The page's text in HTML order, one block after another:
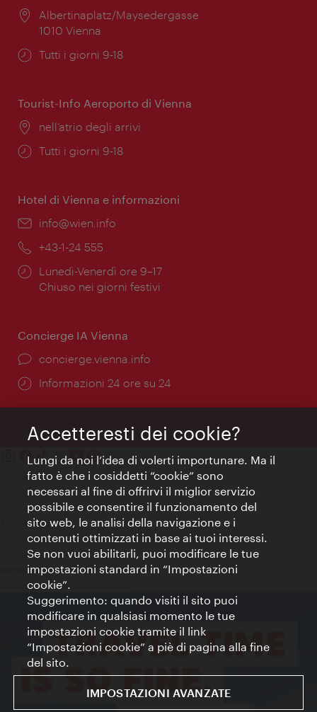
Posizione:
Albertinaplatz/Maysedergasse
1010 Vienna
Orari
Tutti i giorni 9-18
Tourist-Info Aeroporto di Vienna
Posizione:
nell’atrio degli arrivi
Orari
Tutti i giorni 9-18
Hotel di Vienna e informazioni
Email:
info@wien.info
Telefono:
+43-1-24 555
Orari
di
Lunedì-Venerdì ore 9–17
Chiuso nei giorni festivi
Concierge IA Vienna
Ort:
concierge.vienna.info
Öffnungszeiten:
Informazioni 24 ore su 24
Contatti
Colophon
Dichiarazione sulla protezione dei dati
Terms of Use
Accessibilità
Contatto stampa
Impostazioni cookie
© Copyright WienTourismus
Accetteresti dei cookie?
Lungi da noi l’idea di volerti importunare. Ma il
fatto è che i cosiddetti “cookie” sono
necessari al fine di offrirvi il miglior servizio
possibile e consentire il funzionamento del
sito web, le analisi della navigazione e i
contenuti ottimizzati in base ai tuoi interessi.
Se non vuoi abilitarli, puoi modificare le tue
impostazioni standard in “Impostazioni
cookie”.
Suggerimento: quando visiti il sito puoi
modificare in qualsiasi momento le tue
impostazioni cookie tramite il link
“Impostazioni cookie” a piè di pagina alla fine
del sito.
IMPOSTAZIONI AVANZATE